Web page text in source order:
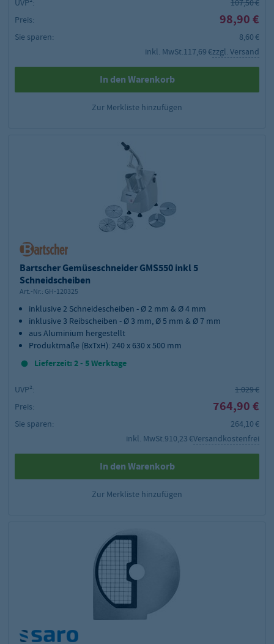
UVP²:
107,50 €
Preis:
98,90 €
Sie sparen:
8,60 €
inkl. MwSt.117,69 €zzgl. Versand
In den Warenkorb
Zur Merkliste hinzufügen
Bartscher Gemüseschneider GMS550 inkl 5
Schneidscheiben
Art.-Nr.: GH-120325
inklusive 2 Schneidescheiben - Ø 2 mm & Ø 4 mm
inklusive 3 Reibscheiben - Ø 3 mm, Ø 5 mm & Ø 7 mm
aus Aluminium hergestellt
Produktmaße (BxTxH): 240 x 630 x 500 mm
Lieferzeit: 2 - 5 Werktage
UVP²:
1.029 €
Preis:
764,90 €
Sie sparen:
264,10 €
inkl. MwSt.910,23 €Versandkostenfrei
In den Warenkorb
Zur Merkliste hinzufügen